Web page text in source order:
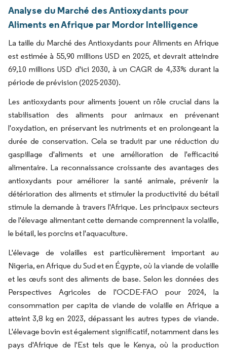
Analyse du Marché des Antioxydants pour
Aliments en Afrique par Mordor Intelligence
La taille du Marché des Antioxydants pour Aliments en Afrique
est estimée à 55,90 millions USD en 2025, et devrait atteindre
69,10 millions USD d'ici 2030, à un CAGR de 4,33% durant la
période de prévision (2025-2030).
Les antioxydants pour aliments jouent un rôle crucial dans la
stabilisation des aliments pour animaux en prévenant
l'oxydation, en préservant les nutriments et en prolongeant la
durée de conservation. Cela se traduit par une réduction du
gaspillage d'aliments et une amélioration de l'efficacité
alimentaire. La reconnaissance croissante des avantages des
antioxydants pour améliorer la santé animale, prévenir la
détérioration des aliments et stimuler la productivité du bétail
stimule la demande à travers l'Afrique. Les principaux secteurs
de l'élevage alimentant cette demande comprennent la volaille,
le bétail, les porcins et l'aquaculture.
L'élevage de volailles est particulièrement important au
Nigeria, en Afrique du Sud et en Égypte, où la viande de volaille
et les œufs sont des aliments de base. Selon les données des
Perspectives Agricoles de l'OCDE-FAO pour 2024, la
consommation per capita de viande de volaille en Afrique a
atteint 3,8 kg en 2023, dépassant les autres types de viande.
L'élevage bovin est également significatif, notamment dans les
pays d'Afrique de l'Est tels que le Kenya, où la production